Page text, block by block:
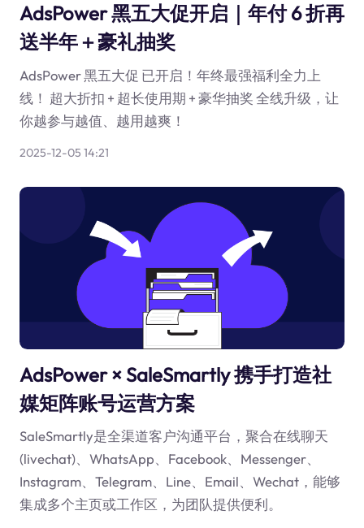
AdsPower 黑五大促开启｜年付 6 折再
送半年＋豪礼抽奖
AdsPower 黑五大促 已开启！年终最强福利全力上
线！ 超大折扣 + 超长使用期 + 豪华抽奖 全线升级，让
你越参与越值、越用越爽！
2025-12-05 14:21
AdsPower × SaleSmartly 携手打造社
媒矩阵账号运营方案
SaleSmartly是全渠道客户沟通平台，聚合在线聊天
(livechat)、WhatsApp、Facebook、Messenger、
Instagram、Telegram、Line、Email、Wechat，能够
集成多个主页或工作区，为团队提供便利。